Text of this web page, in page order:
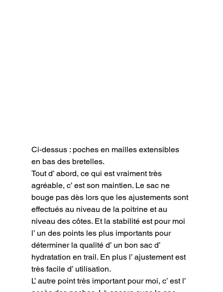
Ci-dessus : poches en mailles extensibles
en bas des bretelles.
Tout d’ abord, ce qui est vraiment très
agréable, c’ est son maintien. Le sac ne
bouge pas dès lors que les ajustements sont
effectués au niveau de la poitrine et au
niveau des côtes. Et la stabilité est pour moi
l’ un des points les plus importants pour
déterminer la qualité d’ un bon sac d’
hydratation en trail. En plus l’ ajustement est
très facile d’ utilisation.
L’ autre point très important pour moi, c’ est l’